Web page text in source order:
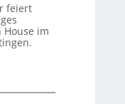
feiert
House im